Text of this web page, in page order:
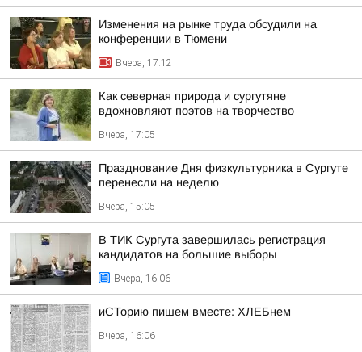
Изменения на рынке труда обсудили на
конференции в Тюмени
Вчера, 17:12
Как северная природа и сургутяне
вдохновляют поэтов на творчество
Вчера, 17:05
Празднование Дня физкультурника в Сургуте
перенесли на неделю
Вчера, 15:05
В ТИК Сургута завершилась регистрация
кандидатов на большие выборы
Вчера, 16:06
иСТорию пишем вместе: ХЛЕБнем
Вчера, 16:06